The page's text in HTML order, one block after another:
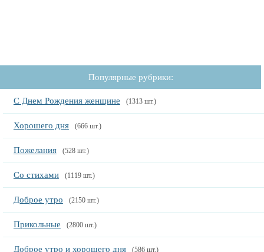
Популярные рубрики:
С Днем Рождения женщине (1313 шт.)
Хорошего дня (666 шт.)
Пожелания (528 шт.)
Со стихами (1119 шт.)
Доброе утро (2150 шт.)
Прикольные (2800 шт.)
Доброе утро и хорошего дня (586 шт.)